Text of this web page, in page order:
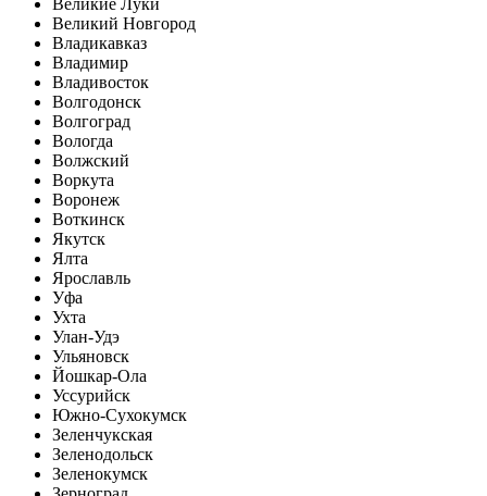
Великие Луки
Великий Новгород
Владикавказ
Владимир
Владивосток
Волгодонск
Волгоград
Вологда
Волжский
Воркута
Воронеж
Воткинск
Якутск
Ялта
Ярославль
Уфа
Ухта
Улан-Удэ
Ульяновск
Йошкар-Ола
Уссурийск
Южно-Сухокумск
Зеленчукская
Зеленодольск
Зеленокумск